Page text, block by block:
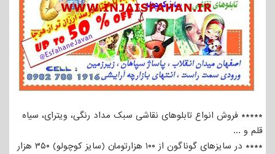
***** فروش انواع تابلوهای نقاشی سبک مداد رنگی، ویترای، سیاه
قلم و ...
**** در سایزهای گوناگون از ۱۰۰ هزارتومان (سایز کوچولو) ۳۵۰ هزار